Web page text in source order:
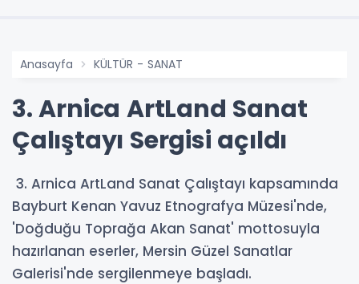
Anasayfa KÜLTÜR - SANAT
3. Arnica ArtLand Sanat
Çalıştayı Sergisi açıldı
3. Arnica ArtLand Sanat Çalıştayı kapsamında
Bayburt Kenan Yavuz Etnografya Müzesi'nde,
'Doğduğu Toprağa Akan Sanat' mottosuyla
hazırlanan eserler, Mersin Güzel Sanatlar
Galerisi'nde sergilenmeye başladı.